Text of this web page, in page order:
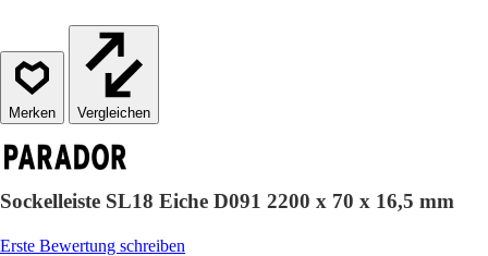
Vergleichen
Sockelleiste SL18 Eiche D091 2200 x 70 x 16,5 mm
Erste Bewertung schreiben